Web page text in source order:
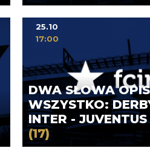
DWA SŁOWA
WSZYSTKO:
INTER -
(17)
25.10
17:00